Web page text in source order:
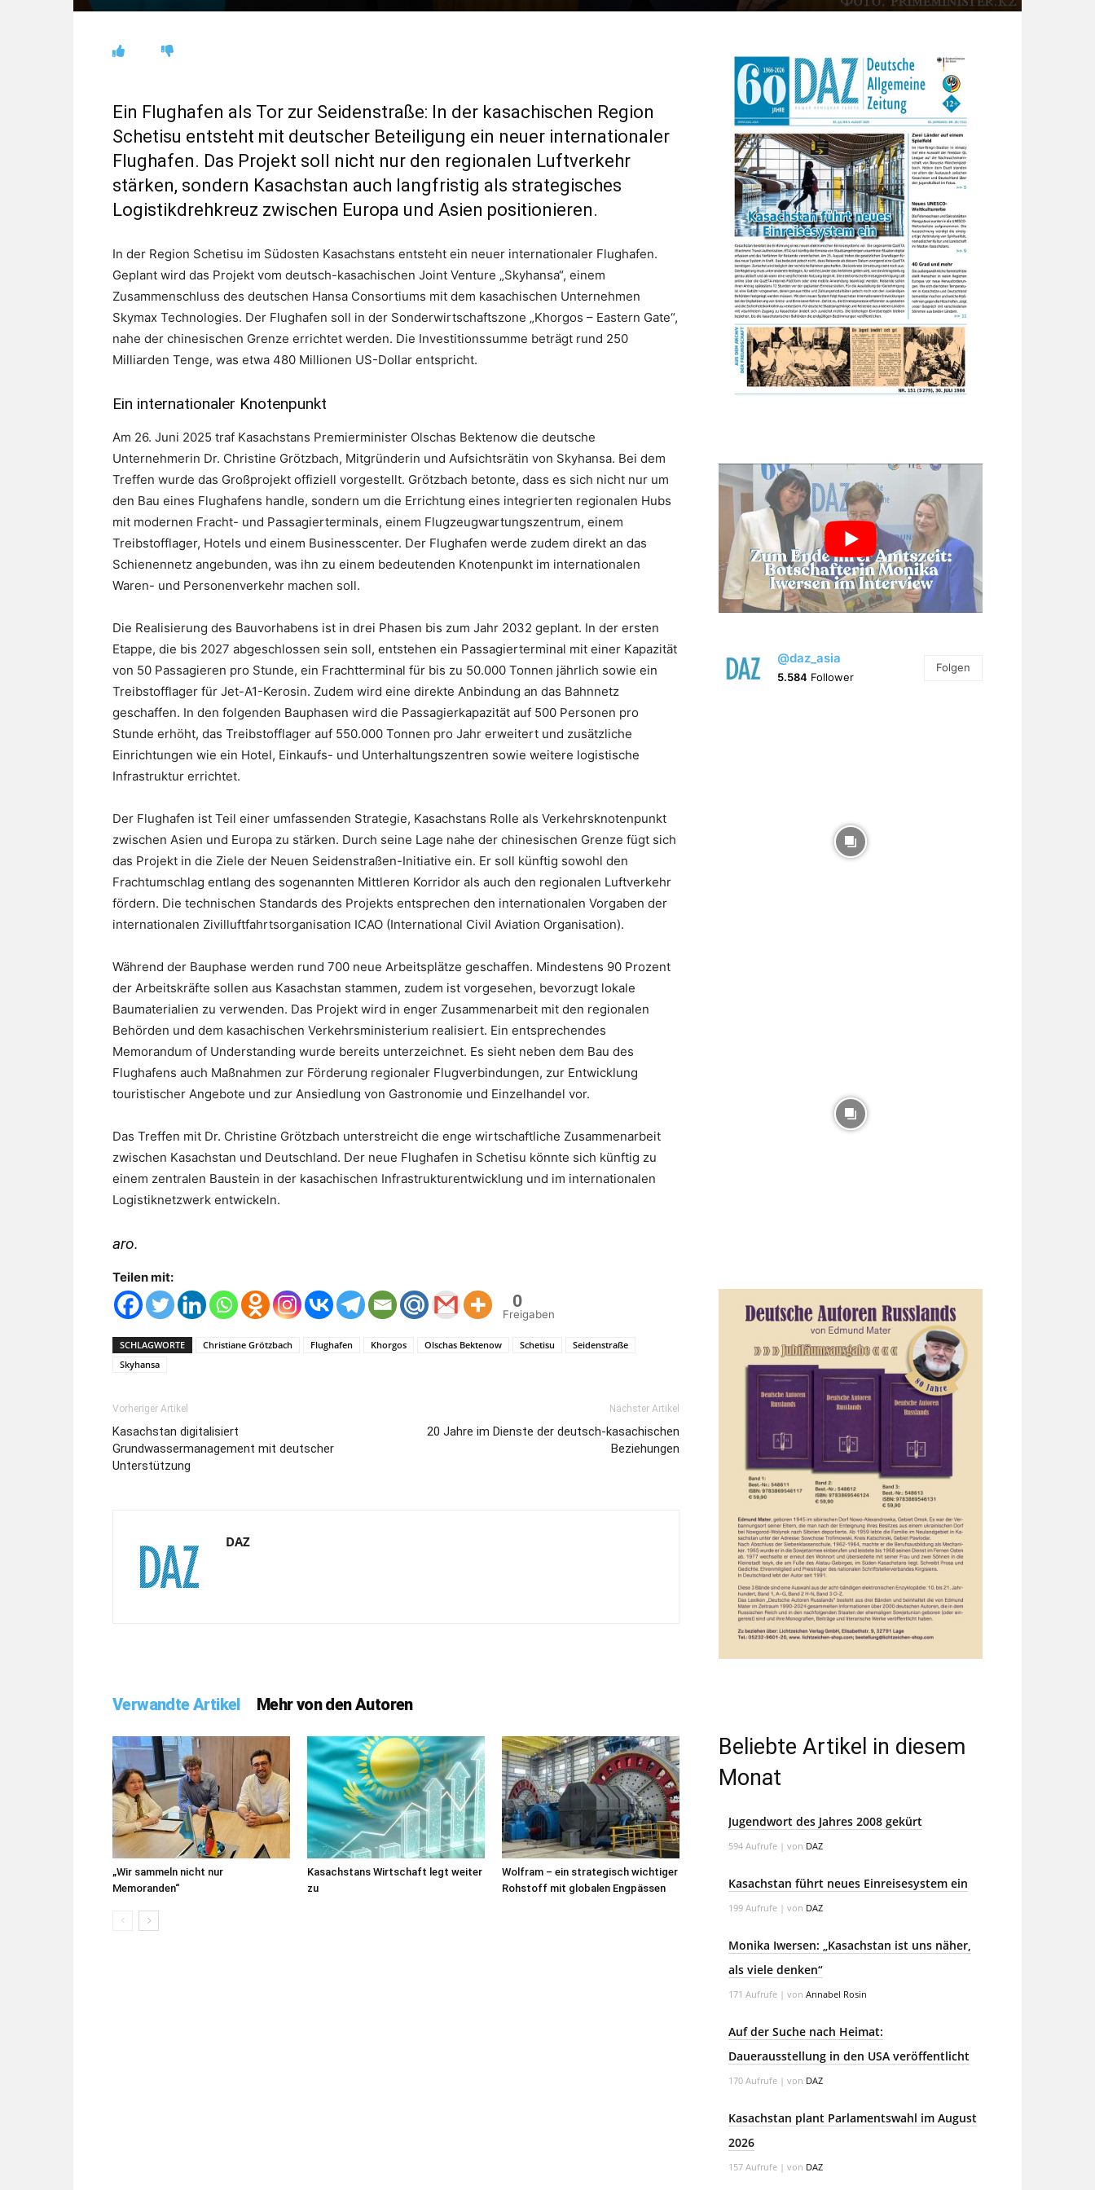
Ein Flughafen als Tor zur Seidenstraße: In der kasachischen Region
Schetisu entsteht mit deutscher Beteiligung ein neuer internationaler
Flughafen. Das Projekt soll nicht nur den regionalen Luftverkehr
stärken, sondern Kasachstan auch langfristig als strategisches
Logistikdrehkreuz zwischen Europa und Asien positionieren.
In der Region Schetisu im Südosten Kasachstans entsteht ein neuer internationaler Flughafen.
Geplant wird das Projekt vom deutsch-kasachischen Joint Venture „Skyhansa“, einem
Zusammenschluss des deutschen Hansa Consortiums mit dem kasachischen Unternehmen
Skymax Technologies. Der Flughafen soll in der Sonderwirtschaftszone „Khorgos – Eastern Gate“,
nahe der chinesischen Grenze errichtet werden. Die Investitionssumme beträgt rund 250
Milliarden Tenge, was etwa 480 Millionen US-Dollar entspricht.
Ein internationaler Knotenpunkt
Am 26. Juni 2025 traf Kasachstans Premierminister Olschas Bektenow die deutsche
Unternehmerin Dr. Christine Grötzbach, Mitgründerin und Aufsichtsrätin von Skyhansa. Bei dem
Treffen wurde das Großprojekt offiziell vorgestellt. Grötzbach betonte, dass es sich nicht nur um
den Bau eines Flughafens handle, sondern um die Errichtung eines integrierten regionalen Hubs
mit modernen Fracht- und Passagierterminals, einem Flugzeugwartungszentrum, einem
Treibstofflager, Hotels und einem Businesscenter. Der Flughafen werde zudem direkt an das
Schienennetz angebunden, was ihn zu einem bedeutenden Knotenpunkt im internationalen
Waren- und Personenverkehr machen soll.
Die Realisierung des Bauvorhabens ist in drei Phasen bis zum Jahr 2032 geplant. In der ersten
Etappe, die bis 2027 abgeschlossen sein soll, entstehen ein Passagierterminal mit einer Kapazität
von 50 Passagieren pro Stunde, ein Frachtterminal für bis zu 50.000 Tonnen jährlich sowie ein
Treibstofflager für Jet-A1-Kerosin. Zudem wird eine direkte Anbindung an das Bahnnetz
geschaffen. In den folgenden Bauphasen wird die Passagierkapazität auf 500 Personen pro
Stunde erhöht, das Treibstofflager auf 550.000 Tonnen pro Jahr erweitert und zusätzliche
Einrichtungen wie ein Hotel, Einkaufs- und Unterhaltungszentren sowie weitere logistische
Infrastruktur errichtet.
Der Flughafen ist Teil einer umfassenden Strategie, Kasachstans Rolle als Verkehrsknotenpunkt
zwischen Asien und Europa zu stärken. Durch seine Lage nahe der chinesischen Grenze fügt sich
das Projekt in die Ziele der Neuen Seidenstraßen-Initiative ein. Er soll künftig sowohl den
Frachtumschlag entlang des sogenannten Mittleren Korridor als auch den regionalen Luftverkehr
fördern. Die technischen Standards des Projekts entsprechen den internationalen Vorgaben der
internationalen Zivilluftfahrtsorganisation ICAO (International Civil Aviation Organisation).
Während der Bauphase werden rund 700 neue Arbeitsplätze geschaffen. Mindestens 90 Prozent
der Arbeitskräfte sollen aus Kasachstan stammen, zudem ist vorgesehen, bevorzugt lokale
Baumaterialien zu verwenden. Das Projekt wird in enger Zusammenarbeit mit den regionalen
Behörden und dem kasachischen Verkehrsministerium realisiert. Ein entsprechendes
Memorandum of Understanding wurde bereits unterzeichnet. Es sieht neben dem Bau des
Flughafens auch Maßnahmen zur Förderung regionaler Flugverbindungen, zur Entwicklung
touristischer Angebote und zur Ansiedlung von Gastronomie und Einzelhandel vor.
Das Treffen mit Dr. Christine Grötzbach unterstreicht die enge wirtschaftliche Zusammenarbeit
zwischen Kasachstan und Deutschland. Der neue Flughafen in Schetisu könnte sich künftig zu
einem zentralen Baustein in der kasachischen Infrastrukturentwicklung und im internationalen
Logistiknetzwerk entwickeln.
aro.
Teilen mit:
0
Freigaben
SCHLAGWORTE Christiane Grötzbach Flughafen Khorgos Olschas Bektenow Schetisu
Seidenstraße
Skyhansa
Vorheriger Artikel
Kasachstan digitalisiert
Grundwassermanagement mit deutscher
Unterstützung
Nächster Artikel
20 Jahre im Dienste der deutsch-kasachischen
Beziehungen
DAZ
Verwandte Artikel Mehr von den Autoren
„Wir sammeln nicht nur
Memoranden“
Kasachstans Wirtschaft legt weiter
zu
Wolfram – ein strategisch wichtiger
Rohstoff mit globalen Engpässen
@daz_asia
5.584 Follower
Folgen
Beliebte Artikel in diesem
Monat
Jugendwort des Jahres 2008 gekürt
594 Aufrufe | von DAZ
Kasachstan führt neues Einreisesystem ein
199 Aufrufe | von DAZ
Monika Iwersen: „Kasachstan ist uns näher,
als viele denken“
171 Aufrufe | von Annabel Rosin
Auf der Suche nach Heimat:
Dauerausstellung in den USA veröffentlicht
170 Aufrufe | von DAZ
Kasachstan plant Parlamentswahl im August
2026
157 Aufrufe | von DAZ